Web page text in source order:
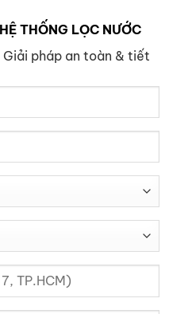
THỐNG LỌC NƯỚC
pháp an toàn & tiết